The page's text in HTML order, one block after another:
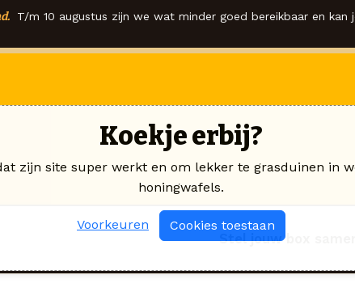
T/m 10 augustus zijn we wat minder goed bereikbaar en
Stel jouw box samen
Koekje erbij?
zijn site super werkt en om lekker te grasduinen in
honingwafels.
Voorkeuren Cookies toestaan